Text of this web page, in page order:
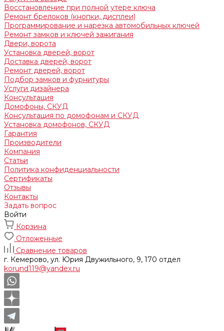
Восстановление при полной утере ключа
Ремонт брелоков (кнопки, дисплеи)
Программирование и нарезка автомобильных ключей
Ремонт замков и ключей зажигания
Двери, ворота
Установка дверей, ворот
Доставка дверей, ворот
Ремонт дверей, ворот
Подбор замков и фурнитуры
Услуги дизайнера
Консультация
Домофоны, СКУД
Консультация по домофонам и СКУД
Установка домофонов, СКУД
Гарантия
Производители
Компания
Статьи
Политика конфиденциальности
Сертификаты
Отзывы
Контакты
Задать вопрос
Войти
Корзина
Отложенные
Сравнение товаров
г. Кемерово, ул. Юрия Двужильного, 9, 170 отдел
korund119@yandex.ru